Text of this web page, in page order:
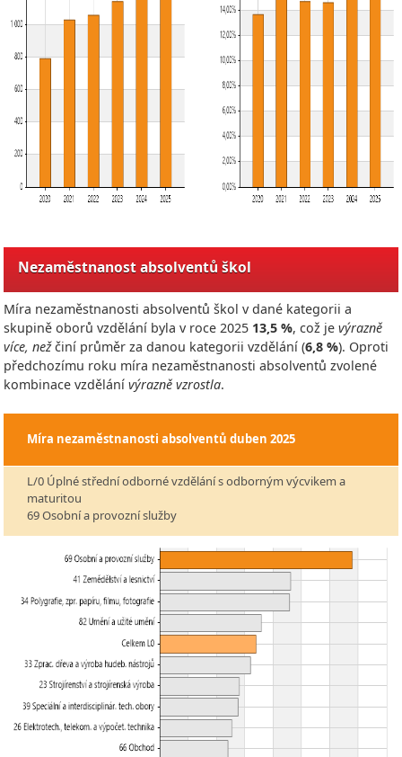
Nezaměstnanost absolventů škol
Míra nezaměstnanosti absolventů škol v dané kategorii a
skupině oborů vzdělání byla v roce 2025 13,5 %, což je výrazně
více, nežčiní průměr za danou kategorii vzdělání (6,8 %). Oproti
předchozímu roku míra nezaměstnanosti absolventů zvolené
kombinace vzdělání výrazně vzrostla.
Míra nezaměstnanosti absolventů duben 2025
L/0 Úplné střední odborné vzdělání s odborným výcvikem a
maturitou
69 Osobní a provozní služby